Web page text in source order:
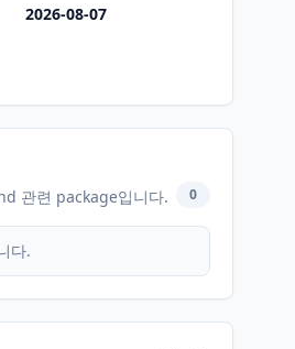
2026-08-07
관련 package입니다. 0
다.